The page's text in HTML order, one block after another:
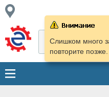
Слишком много
повторите позже.